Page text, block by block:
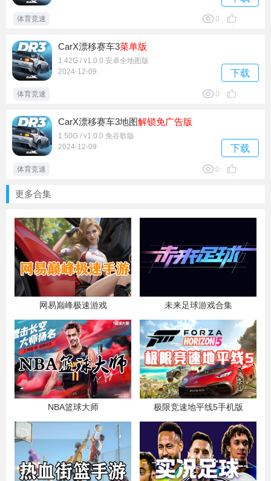
体育竞速 0
CarX漂移赛车3菜单版
1.42G / v1.0.0 安卓全地图版
2024-12-09
下载
体育竞速 0
CarX漂移赛车3地图解锁免广告版
1.50G / v1.0.0 免谷歌版
2024-12-09
下载
体育竞速 0
更多合集
网易巅峰极速游戏 未来足球游戏合集
NBA篮球大师 极限竞速地平线5手机版